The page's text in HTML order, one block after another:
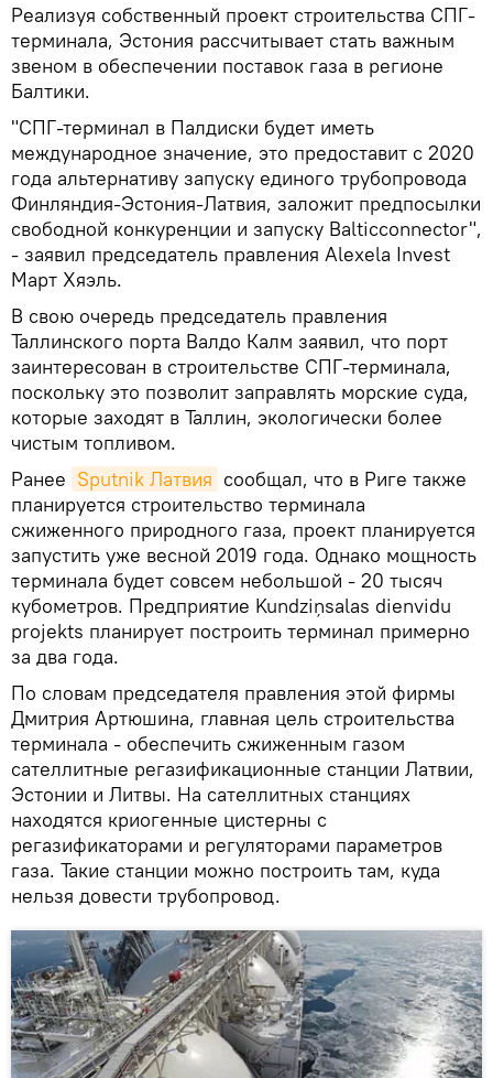
Реализуя собственный проект строительства СПГ-
терминала, Эстония рассчитывает стать важным
звеном в обеспечении поставок газа в регионе
Балтики.
"СПГ-терминал в Палдиски будет иметь
международное значение, это предоставит с 2020
года альтернативу запуску единого трубопровода
Финляндия-Эстония-Латвия, заложит предпосылки
свободной конкуренции и запуску Balticconnector",
- заявил председатель правления Alexela Invest
Март Хяэль.
В свою очередь председатель правления
Таллинского порта Валдо Калм заявил, что порт
заинтересован в строительстве СПГ-терминала,
поскольку это позволит заправлять морские суда,
которые заходят в Таллин, экологически более
чистым топливом.
Ранее Sputnik Латвия сообщал, что в Риге также
планируется строительство терминала
сжиженного природного газа, проект планируется
запустить уже весной 2019 года. Однако мощность
терминала будет совсем небольшой - 20 тысяч
кубометров. Предприятие Kundziņsalas dienvidu
projekts планирует построить терминал примерно
за два года.
По словам председателя правления этой фирмы
Дмитрия Артюшина, главная цель строительства
терминала - обеспечить сжиженным газом
сателлитные регазификационные станции Латвии,
Эстонии и Литвы. На сателлитных станциях
находятся криогенные цистерны с
регазификаторами и регуляторами параметров
газа. Такие станции можно построить там, куда
нельзя довести трубопровод.